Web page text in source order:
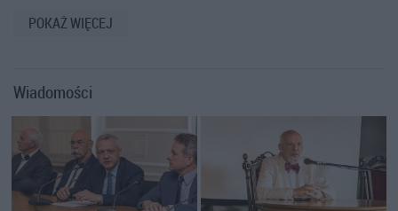
POKAŻ WIĘCEJ
Wiadomości